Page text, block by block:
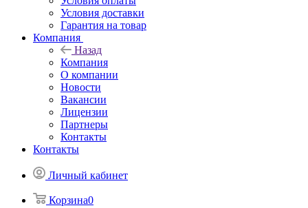
Условия доставки
Гарантия на товар
Компания
Назад
Компания
О компании
Новости
Вакансии
Лицензии
Партнеры
Контакты
Контакты
Личный кабинет
Корзина0